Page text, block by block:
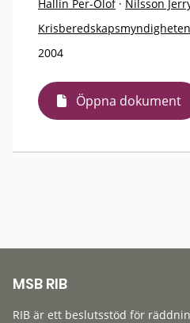
Hallin Per-Olof · Nilsson
2004
Öppna dokument
MSB RIB
RIB är ett beslutsstöd för